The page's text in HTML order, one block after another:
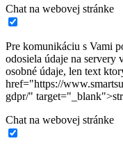
Chat na webovej stránke
Pre komunikáciu s Vami
odosiela údaje na servery
osobné údaje, len text
href="https://
gdpr/"
Chat na webovej stránke